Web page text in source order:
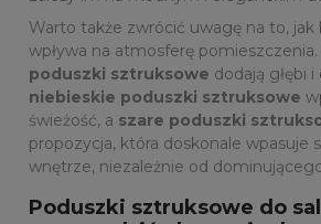
Warto także zwrócić uwagę na to, jak
wpływa na atmosferę pomieszczenia.
poduszki sztruksowe dodają głębi
niebieskie poduszki sztruksowe
świeżość, a szare poduszki
propozycja, która doskonale wpasuje
wnętrze, niezależnie od
Poduszki sztruksowe do